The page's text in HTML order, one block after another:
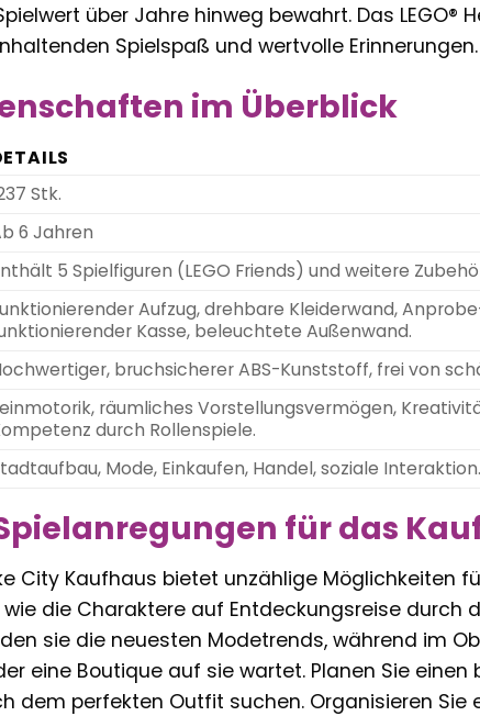
über Jahre hinweg bewahrt. Das
Spielspaß und wertvolle Erinnerungen.
im Überblick
Stk.
6 Jahren
5 Spielfiguren (LEGO Friends) und weitere
Aufzug, drehbare Kleiderwand,
Kasse, beleuchtete Außenwand.
bruchsicherer ABS-Kunststoff, frei von
räumliches Vorstellungsvermögen,
durch Rollenspiele.
Mode, Einkaufen, Handel, soziale Interaktion.
für das
City Kaufhaus bietet unzählige Möglichkeiten
wie die Charaktere auf Entdeckungsreise durch
sie die neuesten Modetrends, während im
eine Boutique auf sie wartet. Planen Sie einen
dem perfekten Outfit suchen. Organisieren Sie